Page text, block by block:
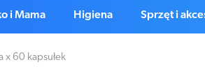
i Mama Higiena Sprzęt i
x 60 kapsułek